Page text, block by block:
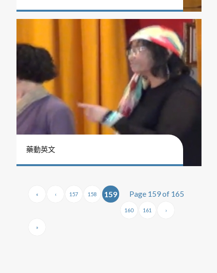
藥動英文
Page 159 of 165
« ‹ 157 158 159
160 161 ›
»